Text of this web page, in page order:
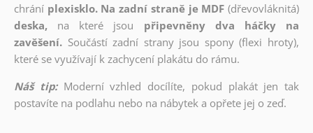
chrání plexisklo. Na zadní straně je MDF (dřevovláknitá)
deska,
na které jsou
připevněny dva háčky na
zavěšení. Součástí zadní strany jsou spony (flexi hroty),
které se využívají k zachycení plakátu do rámu.
Náš tip: Moderní vzhled docílíte, pokud plakát jen tak
postavíte na podlahu nebo na nábytek a opřete jej o zeď.